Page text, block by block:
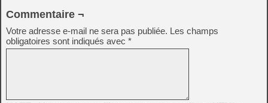
Commentaire ¬
Votre adresse e-mail ne sera pas publiée. Les champs
obligatoires sont indiqués avec *